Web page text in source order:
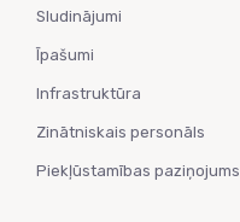
Sludinājumi
Īpašumi
Infrastruktūra
Zinātniskais personāls
Piekļūstamības paziņojums